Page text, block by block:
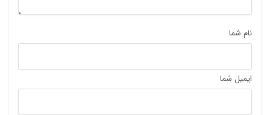
نام شما
ایمیل شما